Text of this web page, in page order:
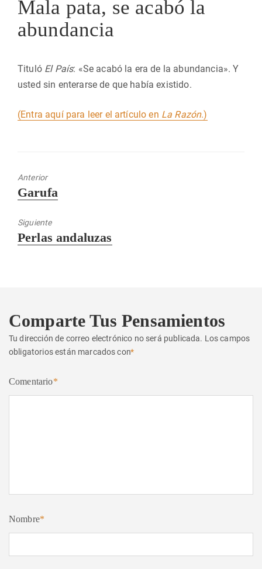
Mala pata, se acabó la
abundancia
Tituló El País: «Se acabó la era de la abundancia». Y
usted sin enterarse de que había existido.
(Entra aquí para leer el artículo en La Razón.)
Anterior
Entrada
Garufa
Siguiente
Entrada
Perlas andaluzas
Comparte Tus Pensamientos
Tu dirección de correo electrónico no será publicada. Los campos
obligatorios están marcados con*
Comentario*
Nombre*